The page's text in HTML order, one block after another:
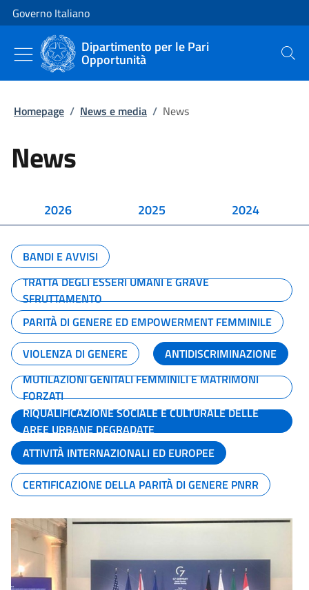
Vai al contenuto
Vai alla navigazione del sito
Governo Italiano
Dipartimento per le Pari
Opportunità Cerca
Homepage / News e media / News
News
2026 2025 2024
BANDI E AVVISI
TRATTA DEGLI ESSERI UMANI E GRAVE
SFRUTTAMENTO
PARITÀ DI GENERE ED EMPOWERMENT FEMMINILE
VIOLENZA DI GENERE
ANTIDISCRIMINAZIONE
MUTILAZIONI GENITALI FEMMINILI E MATRIMONI
FORZATI
RIQUALIFICAZIONE SOCIALE E CULTURALE DELLE
AREE URBANE DEGRADATE
ATTIVITÀ INTERNAZIONALI ED EUROPEE
CERTIFICAZIONE DELLA PARITÀ DI GENERE PNRR